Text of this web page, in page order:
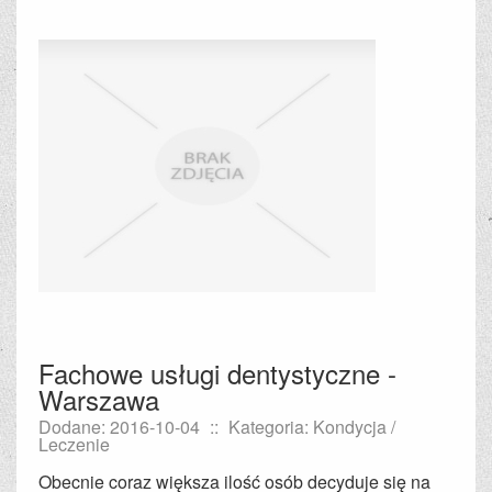
Fachowe usługi dentystyczne -
Warszawa
Dodane: 2016-10-04 :: Kategoria: Kondycja /
Leczenie
Obecnie coraz większa ilość osób decyduje się na